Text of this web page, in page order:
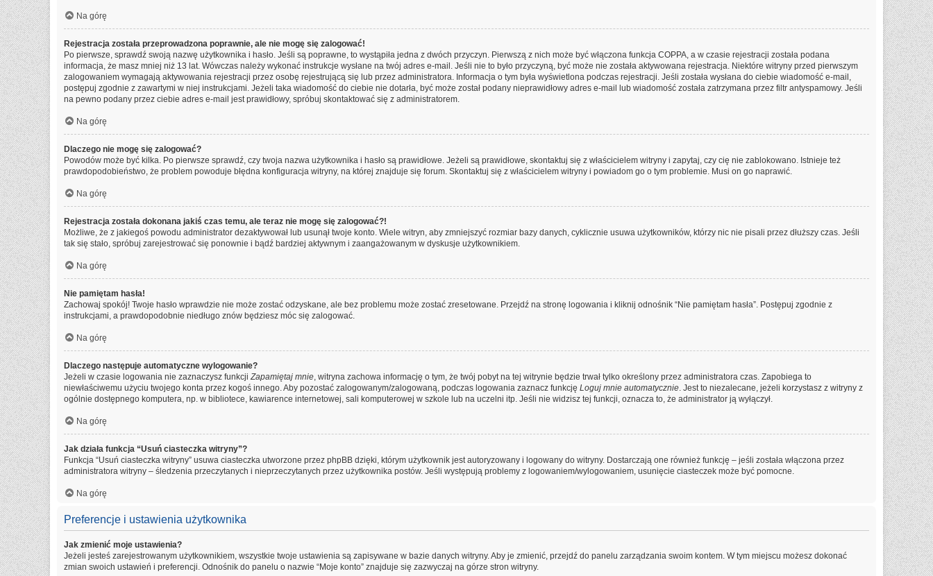
Na górę
Rejestracja została przeprowadzona poprawnie, ale nie mogę się zalogować!
Po pierwsze, sprawdź swoją nazwę użytkownika i hasło. Jeśli są poprawne, to wystąpiła jedna z dwóch przyczyn. Pierwszą z nich może być włączona funkcja COPPA, a w czasie rejestracji została podana
informacja, że masz mniej niż 13 lat. Wówczas należy wykonać instrukcje wysłane na twój adres e-mail. Jeśli nie to było przyczyną, być może nie została aktywowana rejestracja. Niektóre witryny przed pierwszym
zalogowaniem wymagają aktywowania rejestracji przez osobę rejestrującą się lub przez administratora. Informacja o tym była wyświetlona podczas rejestracji. Jeśli została wysłana do ciebie wiadomość e-mail,
postępuj zgodnie z zawartymi w niej instrukcjami. Jeżeli taka wiadomość do ciebie nie dotarła, być może został podany nieprawidłowy adres e-mail lub wiadomość została zatrzymana przez filtr antyspamowy. Jeśli
na pewno podany przez ciebie adres e-mail jest prawidłowy, spróbuj skontaktować się z administratorem.
Na górę
Dlaczego nie mogę się zalogować?
Powodów może być kilka. Po pierwsze sprawdź, czy twoja nazwa użytkownika i hasło są prawidłowe. Jeżeli są prawidłowe, skontaktuj się z właścicielem witryny i zapytaj, czy cię nie zablokowano. Istnieje też
prawdopodobieństwo, że problem powoduje błędna konfiguracja witryny, na której znajduje się forum. Skontaktuj się z właścicielem witryny i powiadom go o tym problemie. Musi on go naprawić.
Na górę
Rejestracja została dokonana jakiś czas temu, ale teraz nie mogę się zalogować?!
Możliwe, że z jakiegoś powodu administrator dezaktywował lub usunął twoje konto. Wiele witryn, aby zmniejszyć rozmiar bazy danych, cyklicznie usuwa użytkowników, którzy nic nie pisali przez dłuższy czas. Jeśli
tak się stało, spróbuj zarejestrować się ponownie i bądź bardziej aktywnym i zaangażowanym w dyskusje użytkownikiem.
Na górę
Nie pamiętam hasła!
Zachowaj spokój! Twoje hasło wprawdzie nie może zostać odzyskane, ale bez problemu może zostać zresetowane. Przejdź na stronę logowania i kliknij odnośnik “Nie pamiętam hasła”. Postępuj zgodnie z
instrukcjami, a prawdopodobnie niedługo znów będziesz móc się zalogować.
Na górę
Dlaczego następuje automatyczne wylogowanie?
Jeżeli w czasie logowania nie zaznaczysz funkcjiZapamiętaj mnie, witryna zachowa informację o tym, że twój pobyt na tej witrynie będzie trwał tylko określony przez administratora czas. Zapobiega to
niewłaściwemu użyciu twojego konta przez kogoś innego. Aby pozostać zalogowanym/zalogowaną, podczas logowania zaznacz funkcję Loguj mnie automatycznie. Jest to niezalecane, jeżeli korzystasz z witryny z
ogólnie dostępnego komputera, np. w bibliotece, kawiarence internetowej, sali komputerowej w szkole lub na uczelni itp. Jeśli nie widzisz tej funkcji, oznacza to, że administrator ją wyłączył.
Na górę
Jak działa funkcja “Usuń ciasteczka witryny”?
Funkcja “Usuń ciasteczka witryny” usuwa ciasteczka utworzone przez phpBB dzięki, którym użytkownik jest autoryzowany i logowany do witryny. Dostarczają one również funkcję – jeśli została włączona przez
administratora witryny – śledzenia przeczytanych i nieprzeczytanych przez użytkownika postów. Jeśli występują problemy z logowaniem/wylogowaniem, usunięcie ciasteczek może być pomocne.
Na górę
Preferencje i ustawienia użytkownika
Jak zmienić moje ustawienia?
Jeżeli jesteś zarejestrowanym użytkownikiem, wszystkie twoje ustawienia są zapisywane w bazie danych witryny. Aby je zmienić, przejdź do panelu zarządzania swoim kontem. W tym miejscu możesz dokonać
zmian swoich ustawień i preferencji. Odnośnik do panelu o nazwie “Moje konto” znajduje się zazwyczaj na górze stron witryny.